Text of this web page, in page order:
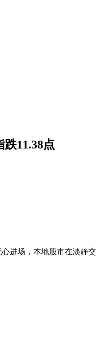
11.38点
进场，本地股市在淡静交